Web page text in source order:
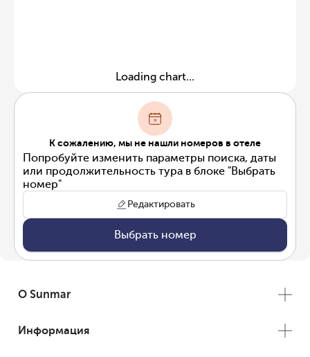
Loading chart...
К сожалению, мы не нашли номеров в отеле
Попробуйте изменить параметры поиска, даты
или продолжительность тура в блоке "Выбрать
номер"
Редактировать
Выбрать номер
О Sunmar
Информация